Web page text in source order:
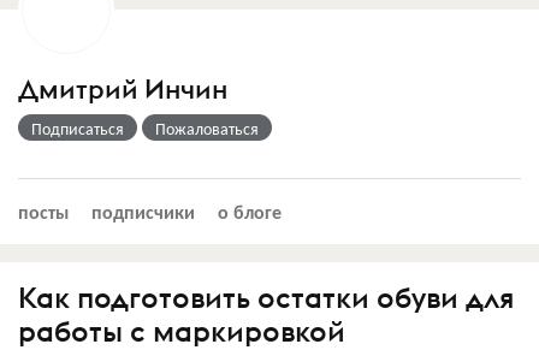
Дмитрий Инчин
Подписаться Пожаловаться
посты подписчики о блоге
Как подготовить остатки обуви для
работы с маркировкой